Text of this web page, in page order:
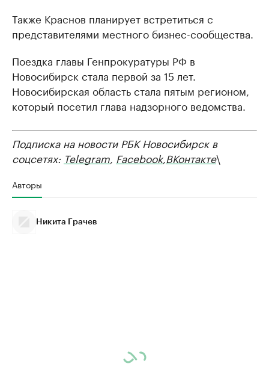
Также Краснов планирует встретиться с
представителями местного бизнес-сообщества.
Поездка главы Генпрокуратуры РФ в
Новосибирск стала первой за 15 лет.
Новосибирская область стала пятым регионом,
который посетил глава надзорного ведомства.
Подписка на новости РБК Новосибирск в
соцсетях: Telegram Facebook,ВКонтакте\
Авторы
Никита Грачев